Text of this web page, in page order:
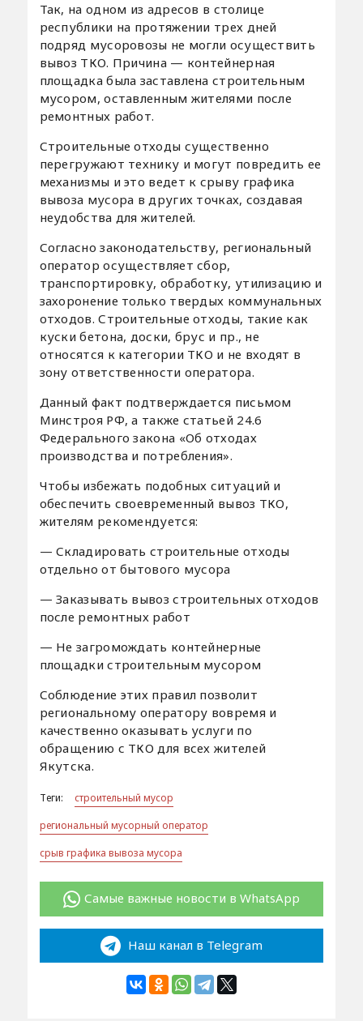
Так, на одном из адресов в столице
республики на протяжении трех дней
подряд мусоровозы не могли осуществить
вывоз ТКО. Причина — контейнерная
площадка была заставлена строительным
мусором, оставленным жителями после
ремонтных работ.
Строительные отходы существенно
перегружают технику и могут повредить ее
механизмы и это ведет к срыву графика
вывоза мусора в других точках, создавая
неудобства для жителей.
Согласно законодательству, региональный
оператор осуществляет сбор,
транспортировку, обработку, утилизацию и
захоронение только твердых коммунальных
отходов. Строительные отходы, такие как
куски бетона, доски, брус и пр., не
относятся к категории ТКО и не входят в
зону ответственности оператора.
Данный факт подтверждается письмом
Минстроя РФ, а также статьей 24.6
Федерального закона «Об отходах
производства и потребления».
Чтобы избежать подобных ситуаций и
обеспечить своевременный вывоз ТКО,
жителям рекомендуется:
— Складировать строительные отходы
отдельно от бытового мусора
— Заказывать вывоз строительных отходов
после ремонтных работ
— Не загромождать контейнерные
площадки строительным мусором
Соблюдение этих правил позволит
региональному оператору вовремя и
качественно оказывать услуги по
обращению с ТКО для всех жителей
Якутска.
Теги:
строительный мусор
региональный мусорный оператор
срыв графика вывоза мусора
Самые важные новости в WhatsApp
Наш канал в Telegram